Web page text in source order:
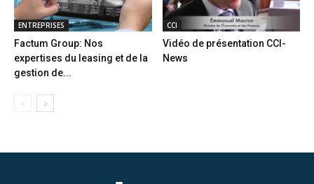
ENTREPRISES
Factum Group: Nos
expertises du leasing et de la
gestion de...
CCI
Vidéo de présentation CCI-
News